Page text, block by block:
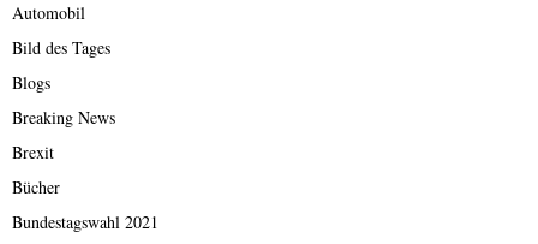
Automobil
Bild des Tages
Blogs
Breaking News
Brexit
Bücher
Bundestagswahl 2021